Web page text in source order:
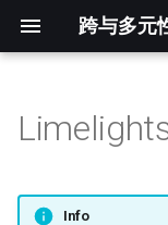
跨与多元
📄 文档
🌐 网页
Info